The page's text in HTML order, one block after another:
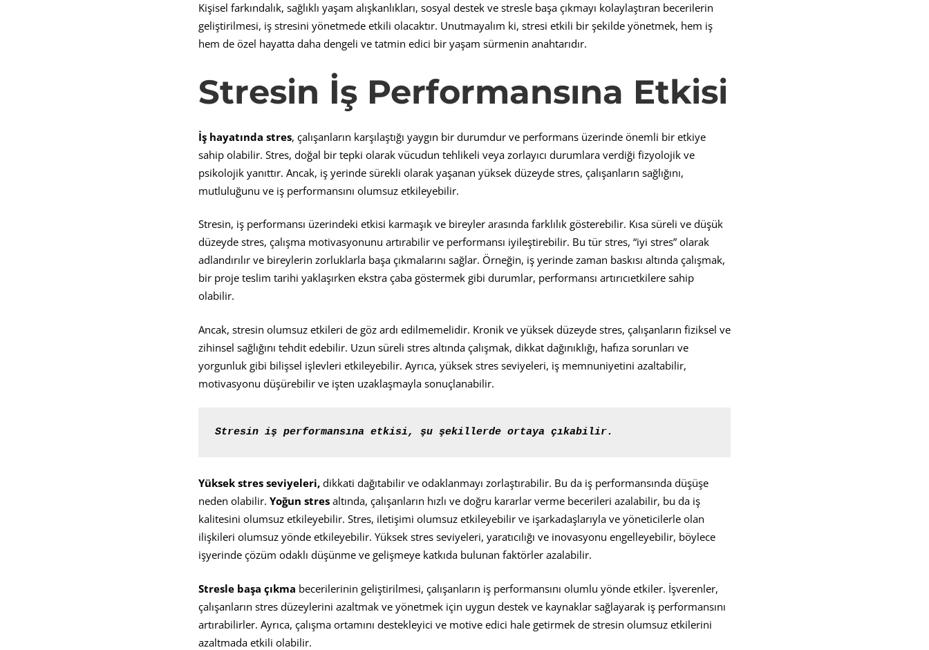
Kişisel farkındalık, sağlıklı yaşam alışkanlıkları, sosyal destek ve stresle başa çıkmayı kolaylaştıran becerilerin
geliştirilmesi, iş stresini yönetmede etkili olacaktır. Unutmayalım ki, stresi etkili bir şekilde yönetmek, hem iş
hem de özel hayatta daha dengeli ve tatmin edici bir yaşam sürmenin anahtarıdır.
Stresin İş Performansına Etkisi
İş hayatında stres, çalışanların karşılaştığı yaygın bir durumdur ve performans üzerinde önemli bir etkiye
sahip olabilir. Stres, doğal bir tepki olarak vücudun tehlikeli veya zorlayıcı durumlara verdiği fizyolojik ve
psikolojik yanıttır. Ancak, iş yerinde sürekli olarak yaşanan yüksek düzeyde stres, çalışanların sağlığını,
mutluluğunu ve iş performansını olumsuz etkileyebilir.
Stresin, iş performansı üzerindeki etkisi karmaşık ve bireyler arasında farklılık gösterebilir. Kısa süreli ve düşük
düzeyde stres, çalışma motivasyonunu artırabilir ve performansı iyileştirebilir. Bu tür stres, “iyi stres” olarak
adlandırılır ve bireylerin zorluklarla başa çıkmalarını sağlar. Örneğin, iş yerinde zaman baskısı altında çalışmak,
bir proje teslim tarihi yaklaşırken ekstra çaba göstermek gibi durumlar, performansı artırıcıetkilere sahip
olabilir.
Ancak, stresin olumsuz etkileri de göz ardı edilmemelidir. Kronik ve yüksek düzeyde stres, çalışanların fiziksel ve
zihinsel sağlığını tehdit edebilir. Uzun süreli stres altında çalışmak, dikkat dağınıklığı, hafıza sorunları ve
yorgunluk gibi bilişsel işlevleri etkileyebilir. Ayrıca, yüksek stres seviyeleri, iş memnuniyetini azaltabilir,
motivasyonu düşürebilir ve işten uzaklaşmayla sonuçlanabilir.
Stresin iş performansına etkisi, şu şekillerde ortaya çıkabilir.
Yüksek stres seviyeleri, dikkati dağıtabilir ve odaklanmayı zorlaştırabilir. Bu da iş performansında düşüşe
neden olabilir. Yoğun stres altında, çalışanların hızlı ve doğru kararlar verme becerileri azalabilir, bu da iş
kalitesini olumsuz etkileyebilir. Stres, iletişimi olumsuz etkileyebilir ve işarkadaşlarıyla ve yöneticilerle olan
ilişkileri olumsuz yönde etkileyebilir. Yüksek stres seviyeleri, yaratıcılığı ve inovasyonu engelleyebilir, böylece
işyerinde çözüm odaklı düşünme ve gelişmeye katkıda bulunan faktörler azalabilir.
Stresle başa çıkma becerilerinin geliştirilmesi, çalışanların iş performansını olumlu yönde etkiler. İşverenler,
çalışanların stres düzeylerini azaltmak ve yönetmek için uygun destek ve kaynaklar sağlayarak iş performansını
artırabilirler. Ayrıca, çalışma ortamını destekleyici ve motive edici hale getirmek de stresin olumsuz etkilerini
azaltmada etkili olabilir.